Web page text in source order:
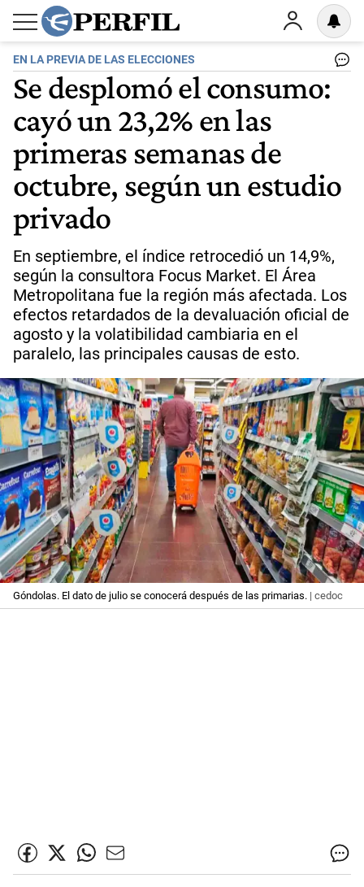
EN LA PREVIA DE LAS ELECCIONES
Se desplomó el consumo:
cayó un 23,2% en las
primeras semanas de
octubre, según un estudio
privado
En septiembre, el índice retrocedió un 14,9%,
según la consultora Focus Market. El Área
Metropolitana fue la región más afectada. Los
efectos retardados de la devaluación oficial de
agosto y la volatibilidad cambiaria en el
paralelo, las principales causas de esto.
Góndolas. El dato de julio se conocerá después de las primarias. | cedoc